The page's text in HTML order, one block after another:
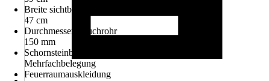
Breite sichtbares Scheibenmaß
47 cm
Durchmesser Rauchrohr
150 mm
Schornsteinbelegung
Mehrfachbelegung
Feuerraumauskleidung